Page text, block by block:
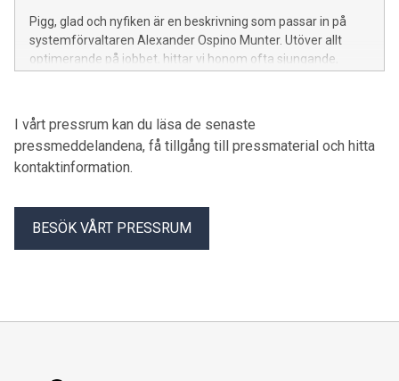
Pigg, glad och nyfiken är en beskrivning som passar in på
systemförvaltaren Alexander Ospino Munter. Utöver allt
optimerande på jobbet, hittar vi honom ofta sjungande,
kollega. Han blir inspirerad varje dag på jobbet och då särskilt
av sin kompetenta chef. Lär känna Alexander i dagens
fredagsporträtt:
I vårt pressrum kan du läsa de senaste
pressmeddelandena, få tillgång till pressmaterial och hitta
kontaktinformation.
BESÖK VÅRT PRESSRUM